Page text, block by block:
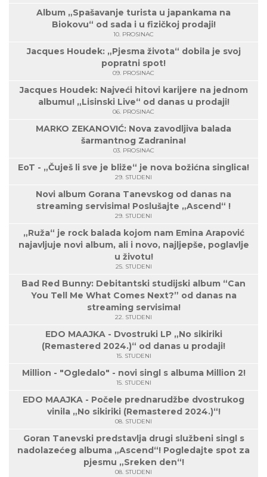
Album „Spašavanje turista u japankama na
Biokovu“ od sada i u fizičkoj prodaji!
10. PROSINAC
Jacques Houdek: „Pjesma života“ dobila je svoj
popratni spot!
09. PROSINAC
Jacques Houdek: Najveći hitovi karijere na jednom
albumu! „Lisinski Live“ od danas u prodaji!
06. PROSINAC
MARKO ZEKANOVIĆ: Nova zavodljiva balada
šarmantnog Zadranina!
03. PROSINAC
EoT - „Čuješ li sve je bliže“ je nova božićna singlica!
29. STUDENI
Novi album Gorana Tanevskog od danas na
streaming servisima! Poslušajte „Ascend“ !
29. STUDENI
„Ruža“ je rock balada kojom nam Emina Arapović
najavljuje novi album, ali i novo, najljepše, poglavlje
u životu!
25. STUDENI
Bad Red Bunny: Debitantski studijski album “Can
You Tell Me What Comes Next?” od danas na
streaming servisima!
22. STUDENI
EDO MAAJKA - Dvostruki LP „No sikiriki
(Remastered 2024.)“ od danas u prodaji!
15. STUDENI
Million - "Ogledalo" - novi singl s albuma Million 2!
15. STUDENI
EDO MAAJKA - Počele prednarudžbe dvostrukog
vinila „No sikiriki (Remastered 2024.)“!
08. STUDENI
Goran Tanevski predstavlja drugi službeni singl s
nadolazećeg albuma „Ascend“! Pogledajte spot za
pjesmu „Sreken den“!
08. STUDENI